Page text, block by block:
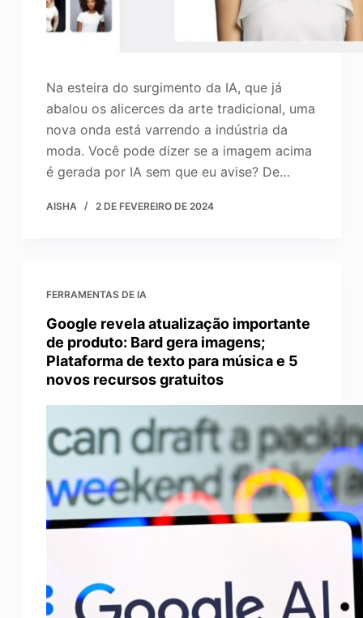
Na esteira do surgimento da IA, que já
abalou os alicerces da arte tradicional, uma
nova onda está varrendo a indústria da
moda. Você pode dizer se a imagem acima
é gerada por IA sem que eu avise? De…
AISHA 2 DE FEVEREIRO DE 2024
FERRAMENTAS DE IA
Google revela atualização importante
de produto: Bard gera imagens;
Plataforma de texto para música e 5
novos recursos gratuitos